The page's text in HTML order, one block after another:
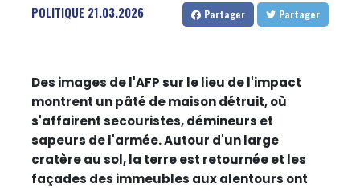
POLITIQUE 21.03.2026 Partager Partager
Des images de l'AFP sur le lieu de l'impact
montrent un pâté de maison détruit, où
s'affairent secouristes, démineurs et
sapeurs de l'armée. Autour d'un large
cratère au sol, la terre est retournée et les
façades des immeubles aux alentours ont